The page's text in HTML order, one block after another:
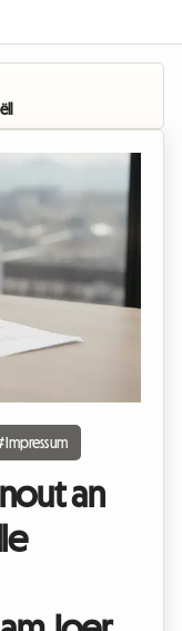
Reegele fir
an